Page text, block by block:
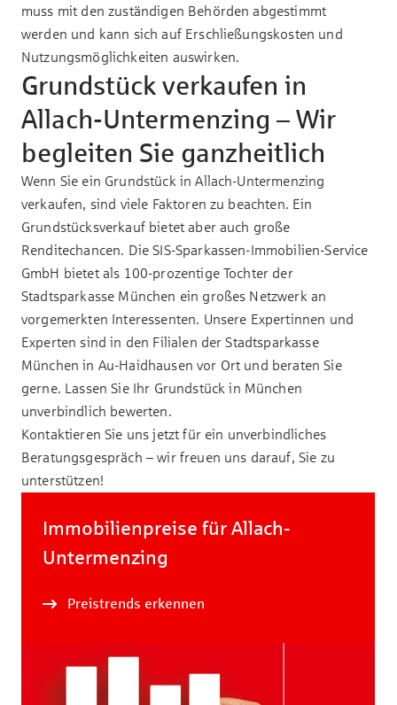
muss mit den zuständigen Behörden abgestimmt
werden und kann sich auf Erschließungskosten und
Nutzungsmöglichkeiten auswirken.
Grundstück verkaufen in
Allach-Untermenzing – Wir
begleiten Sie ganzheitlich
Wenn Sie ein Grundstück in Allach-Untermenzing
verkaufen, sind viele Faktoren zu beachten. Ein
Grundstücksverkauf bietet aber auch große
Renditechancen. Die SIS-Sparkassen-Immobilien-Service
GmbH bietet als 100-prozentige Tochter der
Stadtsparkasse München ein großes Netzwerk an
vorgemerkten Interessenten. Unsere Expertinnen und
Experten sind in den Filialen der Stadtsparkasse
München in Au-Haidhausen vor Ort und beraten Sie
gerne. Lassen Sie Ihr Grundstück in München
unverbindlich bewerten.
Kontaktieren Sie uns jetzt für ein unverbindliches
Beratungsgespräch – wir freuen uns darauf, Sie zu
unterstützen!
Immobilienpreise für Allach-
Untermenzing
Preistrends erkennen